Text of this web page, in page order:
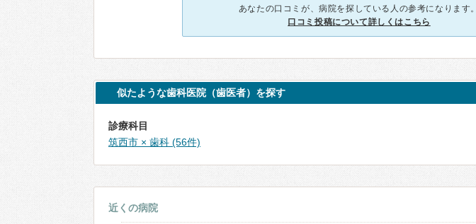
あなたの口コミが、病院を探している人の参考になります。
口コミ投稿について詳しくはこちら
似たような歯科医院（歯医者）を探す
診療科目
筑西市 × 歯科 (56件)
近くの病院